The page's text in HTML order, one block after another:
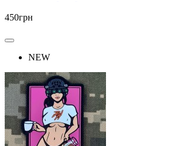
450грн
NEW